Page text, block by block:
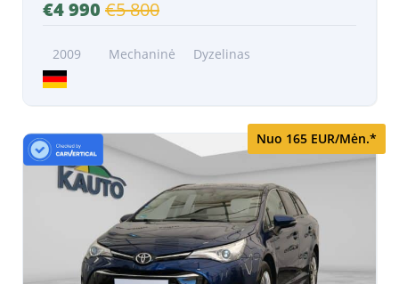
€4 990 €5 800
2009 Mechaninė Dyzelinas
Nuo 165 EUR/Mėn.*